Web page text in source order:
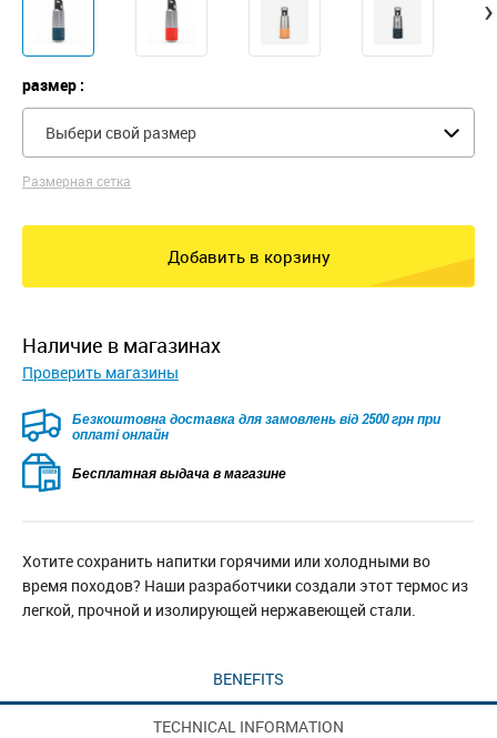
›
размер :
Выбери свой размер
Размерная сетка
Добавить в корзину
наличие в магазинах
Проверить магазины
Безкоштовна доставка для замовлень від 2500 грн при
оплаті онлайн
Бесплатная выдача в магазине
Хотите сохранить напитки горячими или холодными во
время походов? Наши разработчики создали этот термос из
легкой, прочной и изолирующей нержавеющей стали.
BENEFITS
TECHNICAL INFORMATION